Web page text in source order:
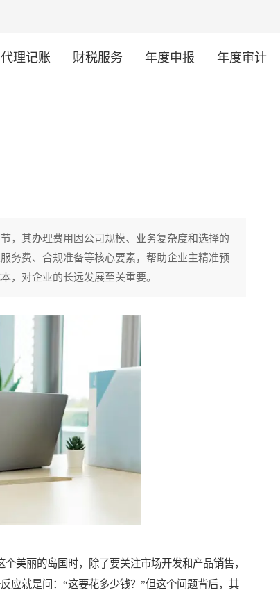
代理记账 财税服务 年度申报 年度审计
，其办理费用因公司规模、业务复杂度和选择的
务费、合规准备等核心要素，帮助企业主精准预
，对企业的长远发展至关重要。
丽的岛国时，除了要关注市场开发和产品销售，
就是问：“这要花多少钱？”但这个问题背后，其